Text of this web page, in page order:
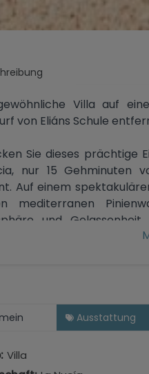
Villa auf
von Eliáns Schule
Sie dieses prächtige
nur 15 Gehminuten
Auf einem
mediterranen
und
drei Bäder
Blick auf das Meer und
ist nicht weit
Ausstattung
Villa